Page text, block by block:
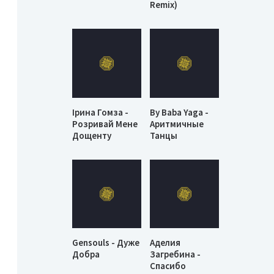
Remix)
Ірина Гомза -
Розривай Мене
Дощенту
By Baba Yaga -
Аритмичные
Танцы
Gensouls - Дуже
Добра
Аделия
Загребина -
Спасибо